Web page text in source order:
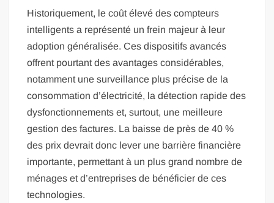
Historiquement, le coût élevé des compteurs
intelligents a représenté un frein majeur à leur
adoption généralisée. Ces dispositifs avancés
offrent pourtant des avantages considérables,
notamment une surveillance plus précise de la
consommation d’électricité, la détection rapide des
dysfonctionnements et, surtout, une meilleure
gestion des factures. La baisse de près de 40 %
des prix devrait donc lever une barrière financière
importante, permettant à un plus grand nombre de
ménages et d’entreprises de bénéficier de ces
technologies.